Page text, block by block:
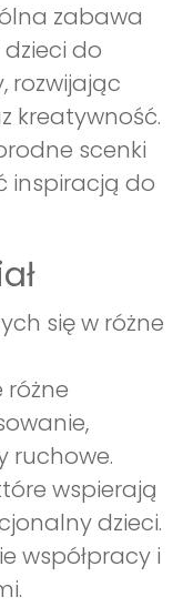
zabawa
do
rozwijając
kreatywność.
scenki
inspiracją do
się w różne
różne
ruchowe.
wspierają
dzieci.
współpracy i